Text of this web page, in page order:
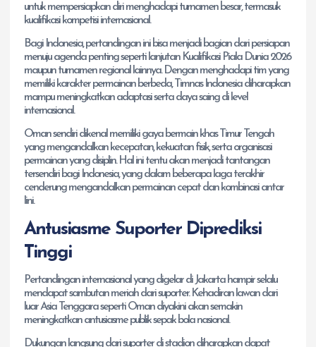
untuk mempersiapkan diri menghadapi turnamen besar, termasuk
kualifikasi kompetisi internasional.
Bagi Indonesia, pertandingan ini bisa menjadi bagian dari persiapan
menuju agenda penting seperti lanjutan Kualifikasi Piala Dunia 2026
maupun turnamen regional lainnya. Dengan menghadapi tim yang
memiliki karakter permainan berbeda, Timnas Indonesia diharapkan
mampu meningkatkan adaptasi serta daya saing di level
internasional.
Oman sendiri dikenal memiliki gaya bermain khas Timur Tengah
yang mengandalkan kecepatan, kekuatan fisik, serta organisasi
permainan yang disiplin. Hal ini tentu akan menjadi tantangan
tersendiri bagi Indonesia, yang dalam beberapa laga terakhir
cenderung mengandalkan permainan cepat dan kombinasi antar
lini.
Antusiasme Suporter Diprediksi
Tinggi
Pertandingan internasional yang digelar di Jakarta hampir selalu
mendapat sambutan meriah dari suporter. Kehadiran lawan dari
luar Asia Tenggara seperti Oman diyakini akan semakin
meningkatkan antusiasme publik sepak bola nasional.
Dukungan langsung dari suporter di stadion diharapkan dapat